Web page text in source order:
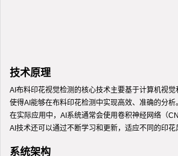
技术原理
AI布料印花视觉检测的核心技术主要基于计算机视
使得AI能够在布料印花检测中实现高效、准确的分析。
在实际应用中，AI系统通常会使用卷积神经网络（
AI技术还可以通过不断学习和更新，适应不同的印
系统架构